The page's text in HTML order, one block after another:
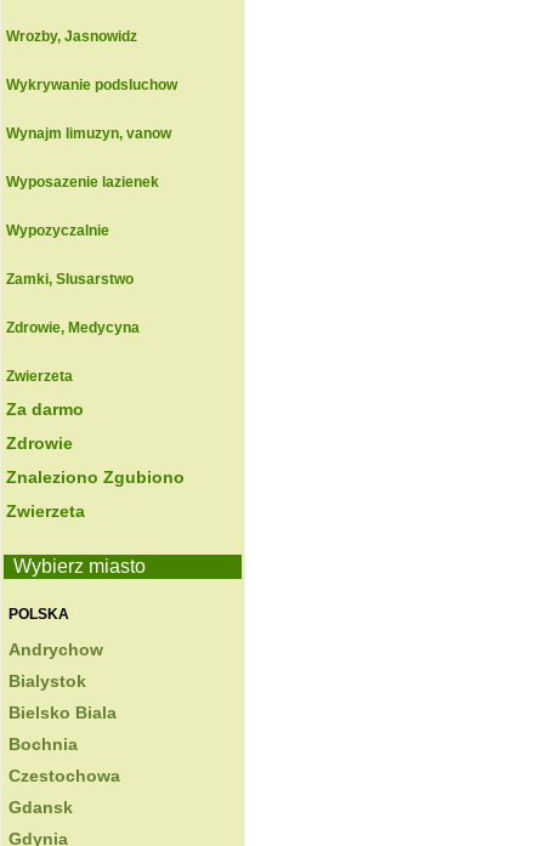
Wrozby, Jasnowidz
Wykrywanie podsluchow
Wynajm limuzyn, vanow
Wyposazenie lazienek
Wypozyczalnie
Zamki, Slusarstwo
Zdrowie, Medycyna
Zwierzeta
Za darmo
Zdrowie
Znaleziono Zgubiono
Zwierzeta
Wybierz miasto
POLSKA
Andrychow
Bialystok
Bielsko Biala
Bochnia
Czestochowa
Gdansk
Gdynia